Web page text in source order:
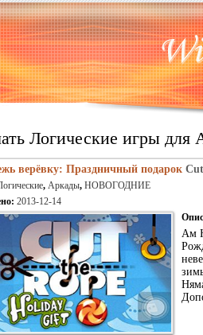
Логические игры для
верёвку: Праздничный подарок
, Аркады, НОВОГОДНИЕ
2013-12-14
Ам